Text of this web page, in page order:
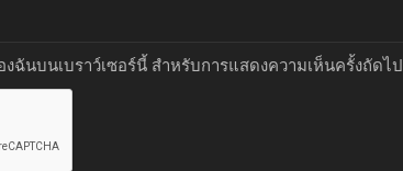
ฉันบนเบราว์เซอร์นี้ สำหรับการแสดงความเห็นครั้งถัดไป